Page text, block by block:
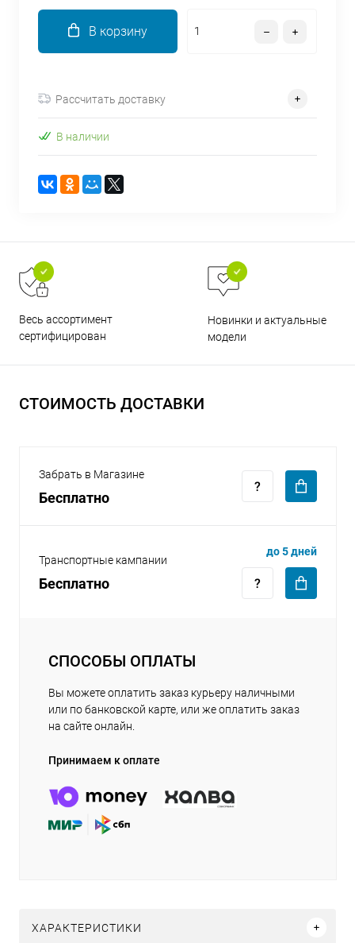
В корзину
Рассчитать доставку
В наличии
Весь ассортимент
сертифицирован
Новинки и актуальные
модели
СТОИМОСТЬ ДОСТАВКИ
Забрать в Магазине
Бесплатно
Транспортные кампании
Бесплатно
до 5 дней
СПОСОБЫ ОПЛАТЫ
Вы можете оплатить заказ курьеру наличными
или по банковской карте, или же оплатить заказ
на сайте онлайн.
Принимаем к оплате
ХАРАКТЕРИСТИКИ
недели
plait.ru